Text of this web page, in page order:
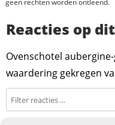
Reacties op
Ovenschotel
waardering gekregen